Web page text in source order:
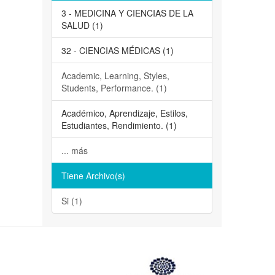
3 - MEDICINA Y CIENCIAS DE LA
SALUD (1)
32 - CIENCIAS MÉDICAS (1)
Academic, Learning, Styles,
Students, Performance. (1)
Académico, Aprendizaje, Estilos,
Estudiantes, Rendimiento. (1)
... más
Tiene Archivo(s)
Si (1)